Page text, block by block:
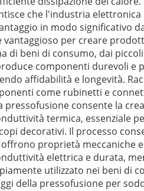
che l'industria
in modo significativo
per creare
di beni di consumo, dai
componenti durevoli e
affidabilità e longevità.
come rubinetti e
pressofusione consente la
termica, essenziale
decorativi. Il processo
proprietà meccaniche
elettrica e durata,
utilizzato nei beni di
della pressofusione per